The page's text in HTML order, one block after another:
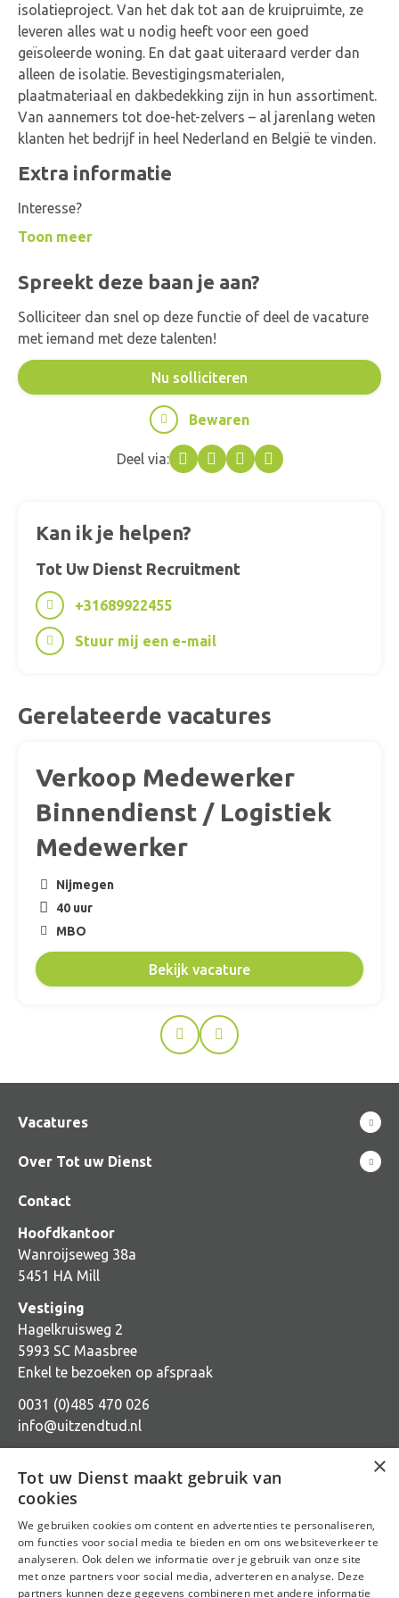
isolatieproject. Van het dak tot aan de kruipruimte, ze
leveren alles wat u nodig heeft voor een goed
geïsoleerde woning. En dat gaat uiteraard verder dan
alleen de isolatie. Bevestigingsmaterialen,
plaatmateriaal en dakbedekking zijn in hun assortiment.
Van aannemers tot doe-het-zelvers – al jarenlang weten
klanten het bedrijf in heel Nederland en België te vinden.
Extra informatie
Interesse?
Toon meer
Spreekt deze baan je aan?
Solliciteer dan snel op deze functie of deel de vacature
met iemand met deze talenten!
Deel via: Facebook
TwitterLinkedInWhatsApp
Nu solliciteren
Bewaren
Kan ik je helpen?
Tot Uw Dienst Recruitment
+31689922455
Stuur mij een e-mail
Gerelateerde vacatures
Verkoop Medewerker
Binnendienst / Logistiek
Medewerker
Nijmegen
40 uur
MBO
Bekijk vacature
Prev Next
Vacatures
Over Tot uw Dienst
Contact
Hoofdkantoor
Wanroijseweg 38a
5451 HA Mill
Vestiging
Hagelkruisweg 2
5993 SC Maasbree
Enkel te bezoeken op afspraak
0031 (0)485 470 026
info@uitzendtud.nl
Sitemap
Algemene voorwaarden
×
Tot uw Dienst maakt gebruik van
cookies
We gebruiken cookies om content en advertenties te personaliseren,
om functies voor social media te bieden en om ons websiteverkeer te
analyseren. Ook delen we informatie over je gebruik van onze site
met onze partners voor social media, adverteren en analyse. Deze
partners kunnen deze gegevens combineren met andere informatie